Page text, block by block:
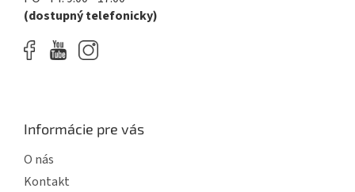
(dostupný telefonicky)
Informácie pre vás
O nás
Kontakt